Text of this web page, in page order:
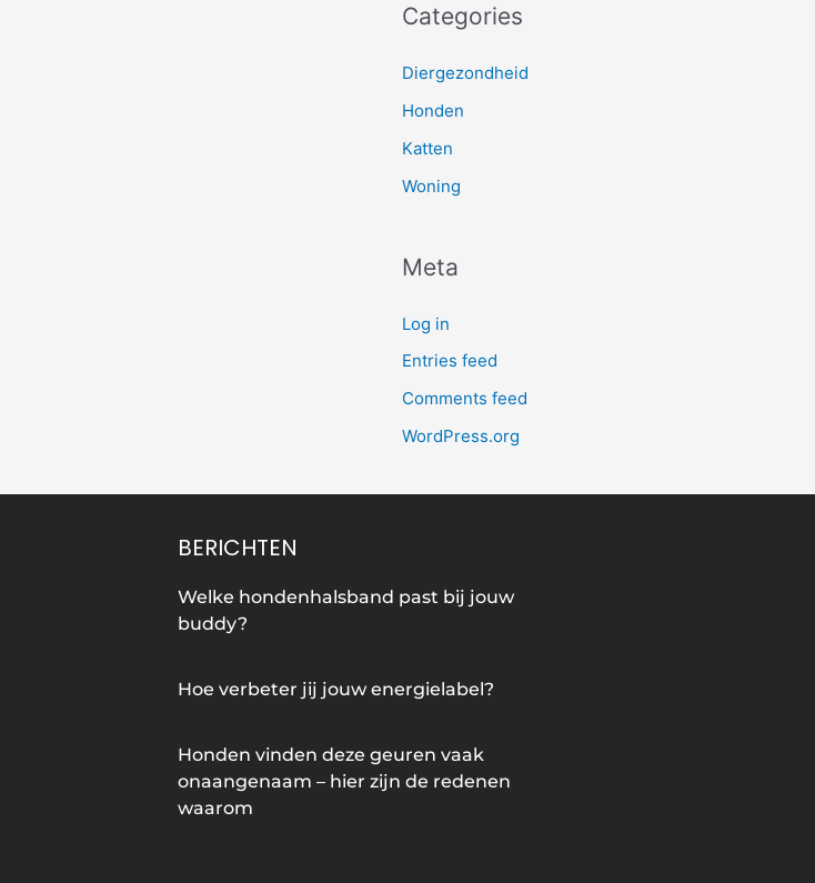
Categories
Diergezondheid
Honden
Katten
Woning
Meta
Log in
Entries feed
Comments feed
WordPress.org
BERICHTEN
Welke hondenhalsband past bij jouw
buddy?
Hoe verbeter jij jouw energielabel?
Honden vinden deze geuren vaak
onaangenaam – hier zijn de redenen
waarom